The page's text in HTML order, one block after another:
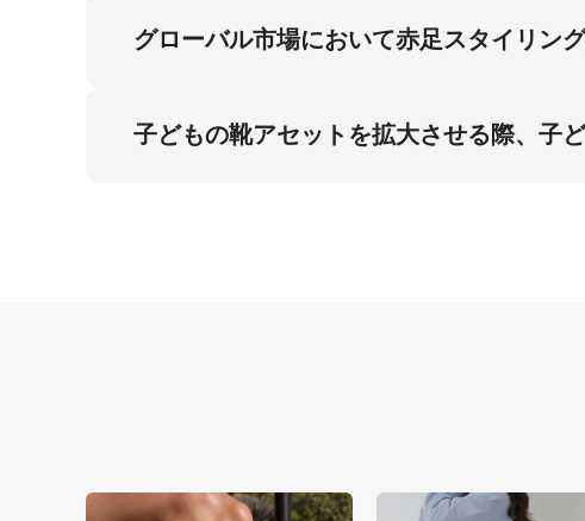
が、赤足モデルの不気味さを解消し、実際の観察結
グローバル市場において赤足スタイリン
感を視覚化する際に求められる要素です。これは『
子どもの靴アセットを拡大させる際、子